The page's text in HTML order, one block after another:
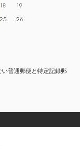
18 19
25 26
普通郵便と特定記録郵